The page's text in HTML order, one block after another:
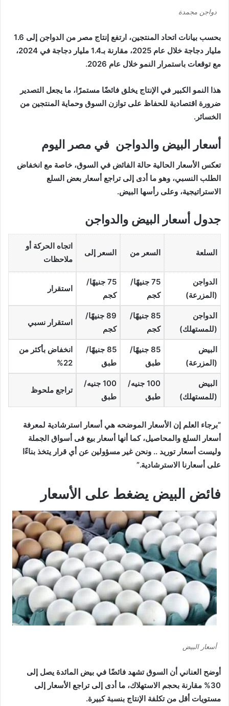
دواجن مجمدة
بحسب بيانات اتحاد المنتجين، ارتفع إنتاج مصر من الدواجن إلى 1.6
مليار دجاجة خلال عام 2025، مقارنة بـ1.4 مليار دجاجة في 2024،
مع توقعات باستمرار النمو خلال عام 2026.
هذا النمو الكبير في الإنتاج يخلق فائضًا مستمرًا، ما يجعل التصدير
ضرورة اقتصادية للحفاظ على توازن السوق وحماية المنتجين من
الخسائر.
أسعار البيض و الدواجن في مصر اليوم
تعكس الأسعار الحالية حالة الفائض في السوق، خاصة مع انخفاض
الطلب النسبي، وهو ما أدى إلى تراجع أسعار بعض السلع
الاستراتيجية، وعلى رأسها البيض.
جدول أسعار البيض و الدواجن
السلعة السعر من السعر إلى
اتجاه الحركة أو
ملاحظات
الدواجن
(المزرعة)
75 جنيهًا/
كجم
75 جنيهًا/
كجم
استقرار
الدواجن
(للمستهلك)
85 جنيهًا/
كجم
89 جنيهًا/
كجم
استقرار نسبي
البيض
(المزرعة)
85 جنيهًا/
طبق
85 جنيهًا/
طبق
انخفاض بأكثر من
22%
البيض
(للمستهلك)
100 جنيه/
طبق
100 جنيه/
طبق
تراجع ملحوظ
“برجاء العلم إن الأسعار الموضحه هي أسعار استرشادية لمعرفة
أسعار السلع والمحاصيل، كما أنها أسعار بيع فى أسواق الجملة
وليست أسعار توريد .. ونحن غير مسؤولين عن أي قرار يتخذ بناءًا
على أسعارنا الاسترشادية.”
فائض البيض يضغط على الأسعار
أسعار البيض
أوضح العناني أن السوق تشهد فائضًا في بيض المائدة يصل إلى
30% مقارنة بحجم الاستهلاك، ما أدى إلى تراجع الأسعار إلى
مستويات أقل من تكلفة الإنتاج بنسبة كبيرة.